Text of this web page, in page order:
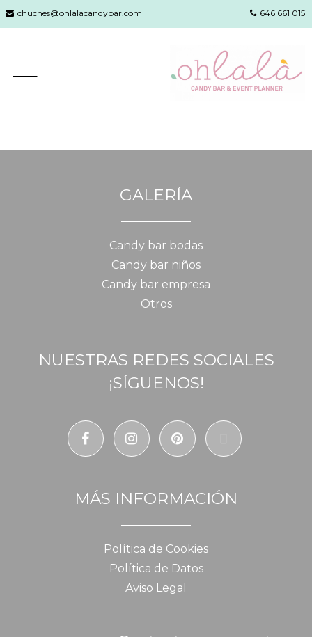
chuches@ohlalacandybar.com 646 661 015
GALERÍA
Candy bar bodas
Candy bar niños
Candy bar empresa
Otros
NUESTRAS REDES SOCIALES
¡SÍGUENOS!
MÁS INFORMACIÓN
Política de Cookies
Política de Datos
Aviso Legal